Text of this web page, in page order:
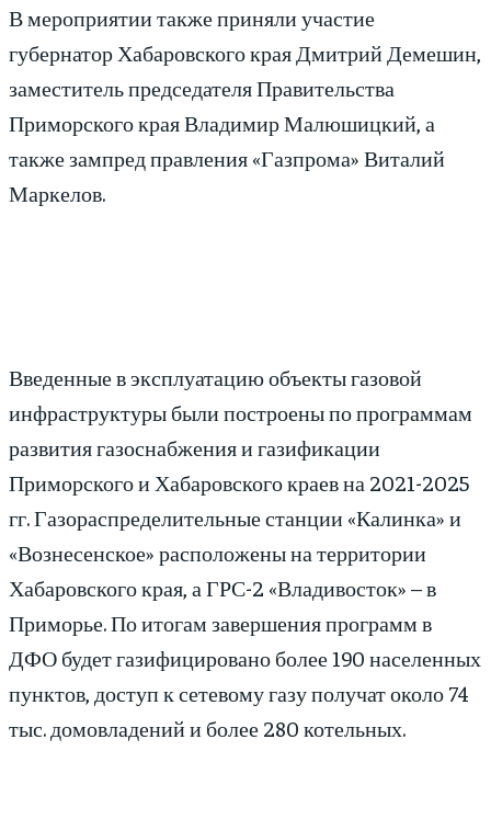
В мероприятии также приняли участие
губернатор Хабаровского края Дмитрий Демешин,
заместитель председателя Правительства
Приморского края Владимир Малюшицкий, а
также зампред правления «Газпрома» Виталий
Маркелов.
Введенные в эксплуатацию объекты газовой
инфраструктуры были построены по программам
развития газоснабжения и газификации
Приморского и Хабаровского краев на 2021-2025
гг. Газораспределительные станции «Калинка» и
«Вознесенское» расположены на территории
Хабаровского края, а ГРС-2 «Владивосток» – в
Приморье. По итогам завершения программ в
ДФО будет газифицировано более 190 населенных
пунктов, доступ к сетевому газу получат около 74
тыс. домовладений и более 280 котельных.